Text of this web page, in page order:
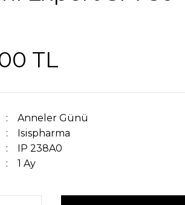
TL
Anneler Günü
Isispharma
IP 238A0
1 Ay